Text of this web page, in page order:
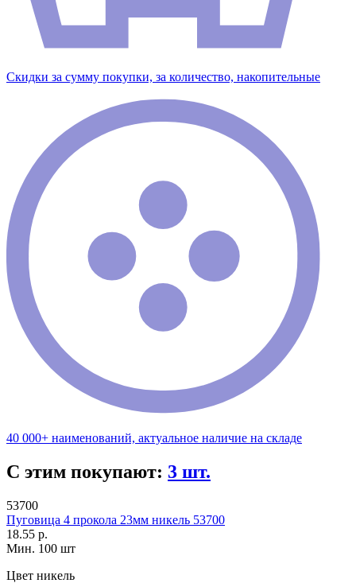
Скидки за сумму покупки, за количество, накопительные
40 000+ наименований, актуальное наличие на складе
С этим покупают: 3 шт.
53700
Пуговица 4 прокола 23мм никель 53700
18.55 р.
Мин. 100 шт
Цвет никель